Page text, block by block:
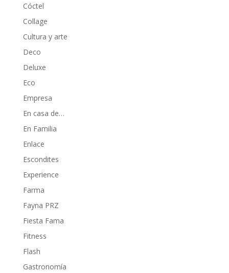
Cóctel
Collage
Cultura y arte
Deco
Deluxe
Eco
Empresa
En casa de…
En Familia
Enlace
Escondites
Experience
Farma
Fayna PRZ
Fiesta Fama
Fitness
Flash
Gastronomía